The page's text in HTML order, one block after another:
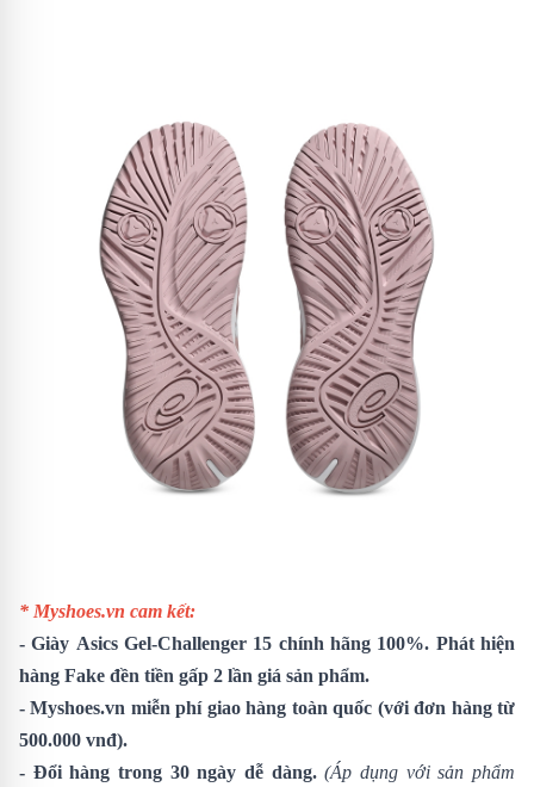
* Myshoes.vn cam kết:
-Giày Asics Gel-Challenger 15 chính hãng 100%. Phát hiện
hàng Fake đền tiền gấp 2 lần giá sản phẩm.
- Myshoes.vn miễn phí giao hàng toàn quốc (với đơn hàng từ
500.000 vnđ).
- Đổi hàng trong 30 ngày dễ dàng.(Áp dụng với sản phẩm